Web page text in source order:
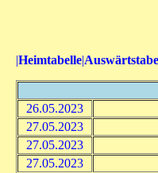
|Heimtabelle|
26.05.2023
27.05.2023
27.05.2023
27.05.2023